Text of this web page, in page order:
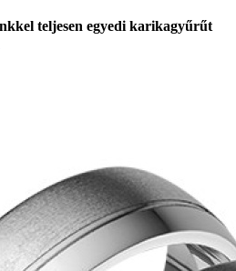
teljesen egyedi karikagyűrűt